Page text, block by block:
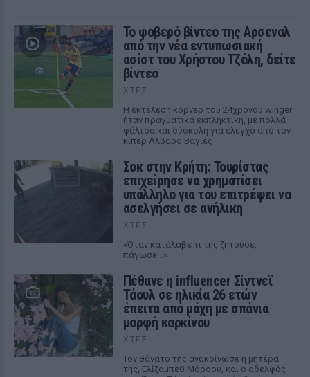
Το φοβερό βίντεο της Αρσεναλ
από την νέα εντυπωσιακή
ασίστ του Χρήστου Τζόλη, δείτε
βίντεο
ΧΤΕΣ
Η εκτέλεση κόρνερ του 24χρονου winger
ήταν πραγματικά εκπληκτική, με πολλά
φάλτσα και δύσκολη για έλεγχο από τον
κίπερ Αλβαρο Βαγιές
Σοκ στην Κρήτη: Τουρίστας
επιχείρησε να χρηματίσει
υπάλληλο για του επιτρέψει να
ασελγήσει σε ανήλικη
ΧΤΕΣ
«Όταν κατάλαβε τι της ζητούσε,
πάγωσε...»
Πέθανε η influencer Σίντνεϊ
Τάουλ σε ηλικία 26 ετών
έπειτα από μάχη με σπάνια
μορφή καρκίνου
ΧΤΕΣ
Τον θάνατο της ανακοίνωσε η μητέρα
της, Ελίζαμπεθ Μόροου, και ο αδελφός